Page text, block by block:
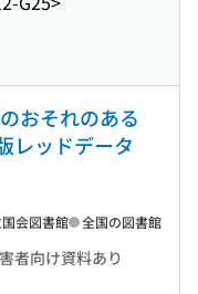
おそれのある
レッドデータ
者向け資料あり
会図書館 全国の図書館